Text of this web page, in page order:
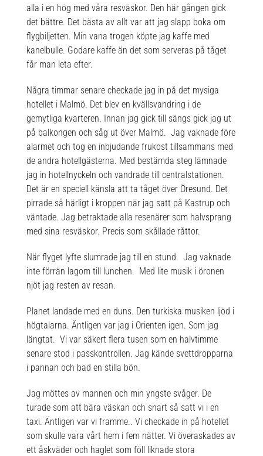
alla i en hög med våra resväskor. Den här gången gick
det bättre. Det bästa av allt var att jag slapp boka om
flygbiljetten. Min vana trogen köpte jag kaffe med
kanelbulle. Godare kaffe än det som serveras på tåget
får man leta efter.
Några timmar senare checkade jag in på det mysiga
hotellet i Malmö. Det blev en kvällsvandring i de
gemytliga kvarteren. Innan jag gick till sängs gick jag ut
på balkongen och såg ut över Malmö. Jag vaknade före
alarmet och tog en inbjudande frukost tillsammans med
de andra hotellgästerna. Med bestämda steg lämnade
jag in hotellnyckeln och vandrade till centralstationen.
Det är en speciell känsla att ta tåget över Öresund. Det
pirrade så härligt i kroppen när jag satt på Kastrup och
väntade. Jag betraktade alla resenärer som halvsprang
med sina resväskor. Precis som skållade råttor.
När flyget lyfte slumrade jag till en stund. Jag vaknade
inte förrän lagom till lunchen. Med lite musik i öronen
njöt jag resten av resan.
Planet landade med en duns. Den turkiska musiken ljöd i
högtalarna. Äntligen var jag i Orienten igen. Som jag
längtat. Vi var säkert flera tusen som en halvtimme
senare stod i passkontrollen. Jag kände svettdropparna
i pannan och bad en stilla bön.
Jag möttes av mannen och min yngste svåger. De
turade som att bära väskan och snart så satt vi i en
taxi. Äntligen var vi framme.. Vi checkade in på hotellet
som skulle vara vårt hem i fem nätter. Vi överaskades av
ett åskväder och haglet som föll liknade stora